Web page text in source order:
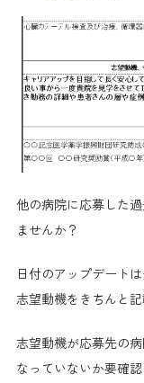
他の病院に応募した
ませんか？
日付のアップデート
志望動機をきちんと記
志望動機が応募先の
なっていないか要確認